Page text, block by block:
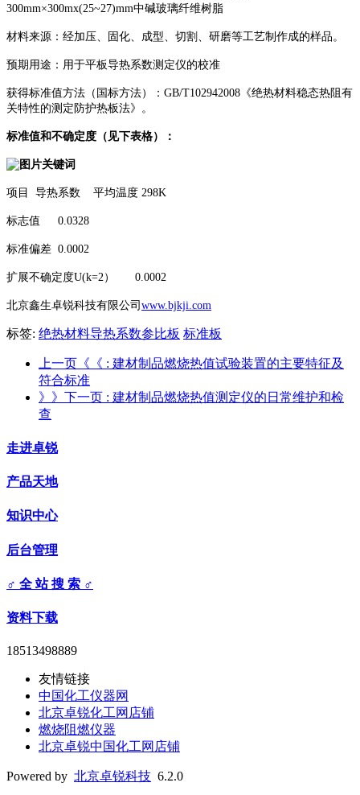
300mm×300mx(25~27)mm中碱玻璃纤维树脂
材料来源：经加压、固化、成型、切割、研磨等工艺制作成的样品。
预期用途：用于平板导热系数测定仪的校准
获得标准值方法（国标方法）：GB/T102942008《绝热材料稳态热阻有
关特性的测定防护热板法》。
标准值和不确定度（见下表格）：
项目 导热系数 平均温度 298K
标志值 0.0328
标准偏差 0.0002
扩展不确定度U(k=2） 0.0002
北京鑫生卓锐科技有限公司 www.bjkji.com
标签: 绝热材料导热系数参比板 标准板
上一页《《 : 建材制品燃烧热值试验装置的主要特征及
符合标准
》》下一页 : 建材制品燃烧热值测定仪的日常维护和检
查
走进卓锐
产品天地
知识中心
后台管理
♂ 全 站 搜 索 ♂
资料下载
18513498889
友情链接
中国化工仪器网
北京卓锐化工网店铺
燃烧阻燃仪器
北京卓锐中国化工网店铺
Powered by 北京卓锐科技 6.2.0